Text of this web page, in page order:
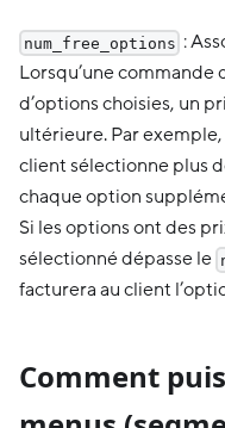
num_free_options :
Lorsqu’une
d’options choisies, un
ultérieure. Par exemple,
client sélectionne plus
chaque option
Si les options ont des
sélectionné dépasse le
facturera au client
Comment